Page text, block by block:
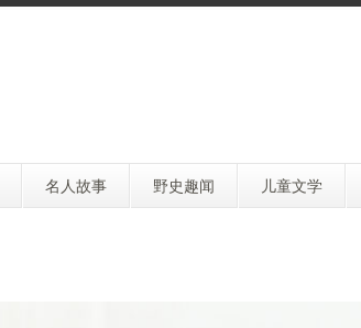
名人故事 野史趣闻 儿童文学